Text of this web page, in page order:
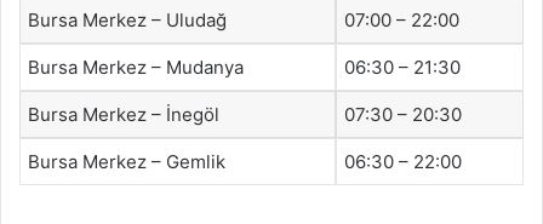
Bursa Merkez – Uludağ 07:00 – 22:00
Bursa Merkez – Mudanya 06:30 – 21:30
Bursa Merkez – İnegöl 07:30 – 20:30
Bursa Merkez – Gemlik 06:30 – 22:00